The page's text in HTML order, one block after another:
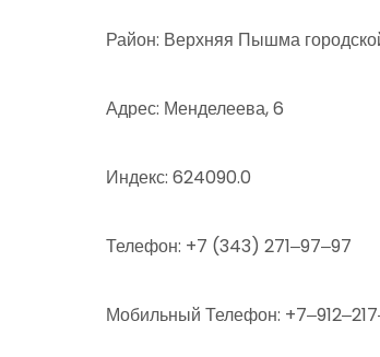
Район: Верхняя Пышма
Адрес: Менделеева, 6
Индекс: 624090.0
Телефон: +7 (343) 271‒97‒97
Мобильный Телефон: